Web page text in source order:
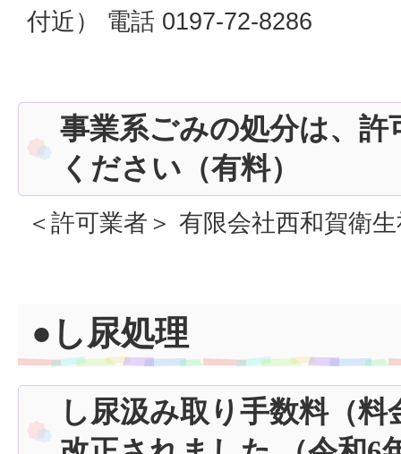
付近） 電話 0197-72-8286
事業系ごみの処分は、許
ください（有料）
＜許可業者＞ 有限会社西和賀衛
●し尿処理
し尿汲み取り手数料（